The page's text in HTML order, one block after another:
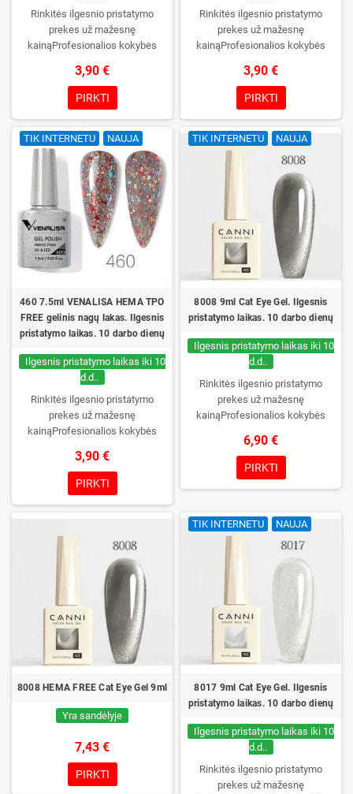
Rinkitės ilgesnio pristatymo
prekes už mažesnę
kainąProfesionalios kokybės
Kreminė konsistencija, platus
spalvų pasirinkimas, patikimas
stingimas UV/LED lempose ir ilgas
manikiūro išliekamumas.
Kiekvienas buteliukas supakuotas
į dėžutę – pirmą kartą jį atidarysite
tik Jūs.
3,90 €
PIRKTI
Rinkitės ilgesnio pristatymo
prekes už mažesnę
kainąProfesionalios kokybės
Kreminė konsistencija, platus
spalvų pasirinkimas, patikimas
stingimas UV/LED lempose ir ilgas
manikiūro išliekamumas.
Kiekvienas buteliukas supakuotas
į dėžutę – pirmą kartą jį atidarysite
3,90 €
PIRKTI
TIK INTERNETU NAUJA
460 7.5ml VENALISA HEMA TPO
FREE gelinis nagų lakas. Ilgesnis
pristatymo laikas. 10 darbo dienų
Ilgesnis pristatymo laikas iki 10
d.d..
Rinkitės ilgesnio pristatymo
prekes už mažesnę
kainąProfesionalios kokybės
Kreminė konsistencija, platus
spalvų pasirinkimas, patikimas
stingimas UV/LED lempose ir ilgas
manikiūro išliekamumas.
į dėžutę – pirmą kartą jį atidarysite
3,90 €
PIRKTI
TIK INTERNETU NAUJA
8008 9ml Cat Eye Gel. Ilgesnis
pristatymo laikas. 10 darbo dienų
Ilgesnis pristatymo laikas iki 10
d.d..
Rinkitės ilgesnio pristatymo
prekes už mažesnę
kainąProfesionalios kokybės
konsistencija, platus spalvų
pasirinkimas, patikimas stingimas
UV/LED lempose ir ilgas manikiūro
pirmą kartą jį atidarysite tik Jūs.
6,90 €
PIRKTI
8008 HEMA FREE Cat Eye Gel 9ml
Yra sandėlyje
7,43 €
PIRKTI
TIK INTERNETU NAUJA
8017 9ml Cat Eye Gel. Ilgesnis
pristatymo laikas. 10 darbo dienų
Ilgesnis pristatymo laikas iki 10
d.d..
Rinkitės ilgesnio pristatymo
prekes už mažesnę